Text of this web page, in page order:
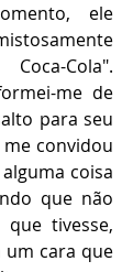
ele
Cola".
me de
para seu
convidou
coisa
que não
tivesse,
cara que